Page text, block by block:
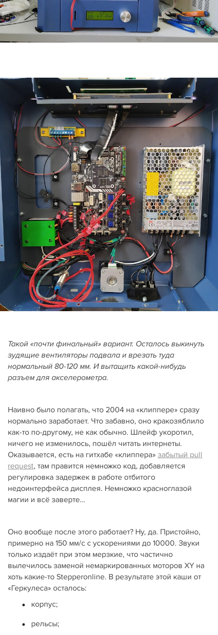
Такой «почти финальный» вариант. Осталось выкинуть
зудящие вентиляторы подвала и врезать туда
нормальный 80-120 мм. И вытащить какой-нибудь
разъем для акселерометра.
Наивно было полагать, что 2004 на «клиппере» сразу
нормально заработает. Что забавно, оно кракозяблило
как-то по-другому, не как обычно. Шлейф укоротил,
ничего не изменилось, пошёл читать интернеты.
Оказывается, есть на гитхабе «клиппера» забытый pull
request, там правится немножко код, добавляется
регулировка задержек в работе отбитого
недоинтерфейса дисплея. Немножко красноглазой
магии и всё заверте…
Оно вообще после этого работает? Ну, да. Пристойно,
примерно на 150 мм/с с ускорениями до 10000. Звуки
только издаёт при этом мерзкие, что частично
вылечилось заменой немаркированных моторов XY на
хоть какие-то Stepperonline. В результате этой каши от
«Геркулеса» осталось:
корпус;
рельсы;